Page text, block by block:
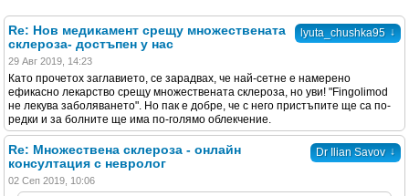
lyuta_chushka95 ↓
Re: Нов медикамент срещу множествената
склероза- достъпен у нас
29 Авг 2019, 14:23
Като прочетох заглавието, се зарадвах, че най-сетне е намерено
ефикасно лекарство срещу множествената склероза, но уви! "Fingolimod
не лекува заболяването". Но пак е добре, че с него пристъпите ще са по-
редки и за болните ще има по-голямо облекчение.
Dr Ilian Savov ↓
Re: Множествена склероза - онлайн
консултация с невролог
02 Сеп 2019, 10:06